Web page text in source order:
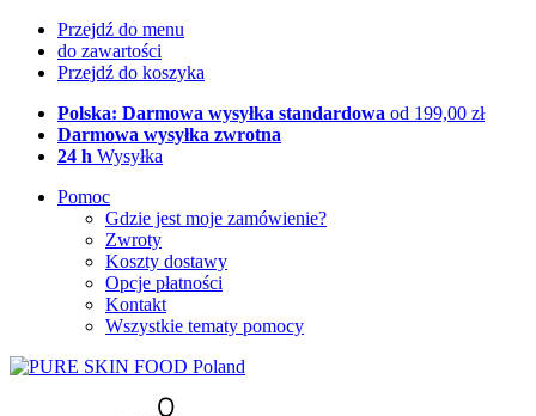
Przejdź do menu
do zawartości
Przejdź do koszyka
Polska: Darmowa wysyłka standardowa od 199,00 zł
Darmowa wysyłka zwrotna
24 h Wysyłka
Pomoc
Gdzie jest moje zamówienie?
Zwroty
Koszty dostawy
Opcje płatności
Kontakt
Wszystkie tematy pomocy